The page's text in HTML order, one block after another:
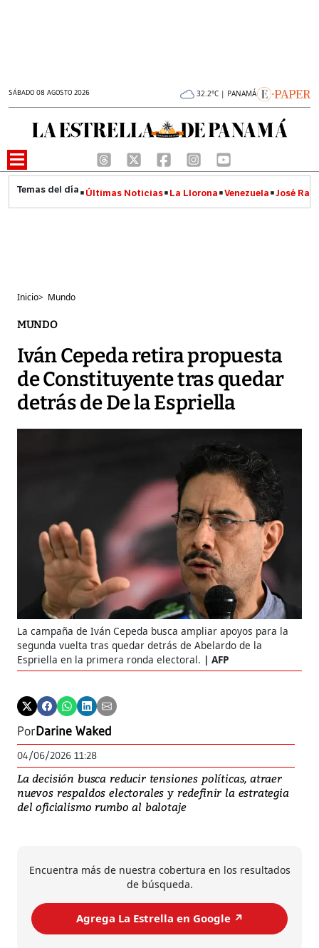
SÁBADO 08 AGOSTO 2026 32.2°C | PANAMÁ
Últimas Noticias La Llorona Venezuela José
Inicio> Mundo
MUNDO
Iván Cepeda retira propuesta
de Constituyente tras quedar
detrás de De la Espriella
La campaña de Iván Cepeda busca ampliar apoyos para la
segunda vuelta tras quedar detrás de Abelardo de la
Espriella en la primera ronda electoral.
AFP
PorDarine Waked
04/06/2026 11:28
La decisión busca reducir tensiones políticas, atraer
nuevos respaldos electorales y redefinir la estrategia
del oficialismo rumbo al balotaje
Encuentra más de nuestra cobertura en los resultados
de búsqueda.
Agrega La Estrella en Google ↗️